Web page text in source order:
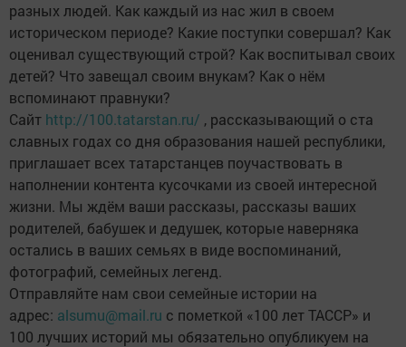
разных людей. Как каждый из нас жил в своем
историческом периоде? Какие поступки совершал? Как
оценивал существующий строй? Как воспитывал своих
детей? Что завещал своим внукам? Как о нём
вспоминают правнуки?
Сайт http://100.tatarstan.ru/ , рассказывающий о ста
славных годах со дня образования нашей республики,
приглашает всех татарстанцев поучаствовать в
наполнении контента кусочками из своей интересной
жизни. Мы ждём ваши рассказы, рассказы ваших
родителей, бабушек и дедушек, которые наверняка
остались в ваших семьях в виде воспоминаний,
фотографий, семейных легенд.
Отправляйте нам свои семейные истории на
адрес: alsumu@mail.ru с пометкой «100 лет ТАССР» и
100 лучших историй мы обязательно опубликуем на